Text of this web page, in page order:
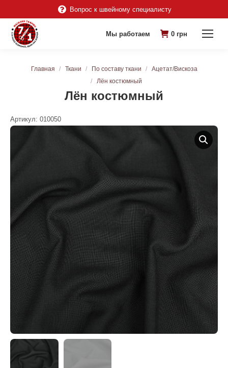
Вопрос к швейному специалисту
Мы работаем 0 грн
Лён костюмный
Вы здесь:
Главная Ткани По составу ткани
Ацетат/Вискоза
Лён костюмный
Артикул: 010050